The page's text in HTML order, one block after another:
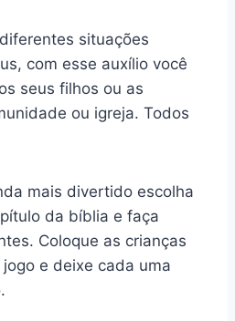
situações
com esse auxílio você
seus filhos ou as
ou igreja. Todos
mais divertido escolha
da bíblia e faça
Coloque as crianças
e deixe cada uma